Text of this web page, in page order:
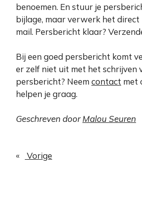
benoemen. En stuur je
bijlage, maar verwerk het direct
mail. Persbericht klaar?
Bij een goed persbericht komt
er zelf niet uit met het schrijven
persbericht? Neem contact met
helpen je graag.
Geschreven doorMalou Seuren
« Vorige